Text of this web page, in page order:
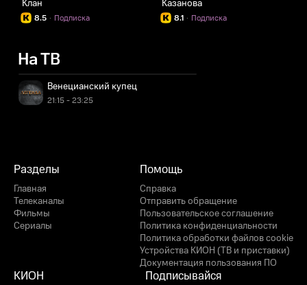
Клан
8.5 Подписка
·
Казанова
8.1 Подписка
·
На ТВ
Венецианский купец
21:15 - 23:25
Разделы
Главная
Телеканалы
Фильмы
Сериалы
Помощь
Справка
Отправить обращение
Пользовательское соглашение
Политика конфиденциальности
Политика обработки файлов cookie
Устройства КИОН (ТВ и приставки)
Документация пользования ПО
КИОН Подписывайся